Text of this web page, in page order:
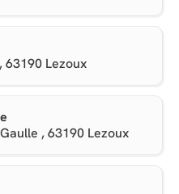
Lezoux
, 63190 Lezoux